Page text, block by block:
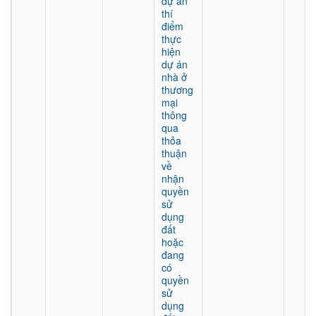
thí
điểm
thực
hiện
dự án
nhà ở
thương
mại
thông
qua
thỏa
thuận
về
nhận
quyền
sử
dụng
đất
hoặc
đang
có
quyền
sử
dụng